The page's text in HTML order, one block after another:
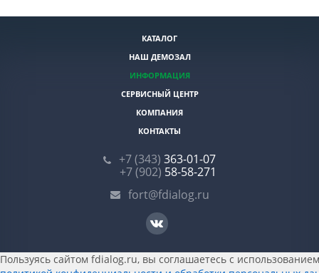
КАТАЛОГ
НАШ ДЕМОЗАЛ
ИНФОРМАЦИЯ
СЕРВИСНЫЙ ЦЕНТР
КОМПАНИЯ
КОНТАКТЫ
+7 (343) 363-01-07
+7 (902) 58-58-271
fort@fdialog.ru
Пользуясь сайтом fdialog.ru, вы соглашаетесь с